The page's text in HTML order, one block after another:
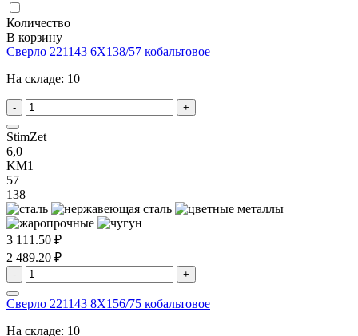
Количество
В корзину
Сверло 221143 6X138/57 кобальтовое
На складе: 10
- +
StimZet
6,0
KM1
57
138
3 111.50 ₽
2 489.20 ₽
- +
Сверло 221143 8X156/75 кобальтовое
На складе: 10